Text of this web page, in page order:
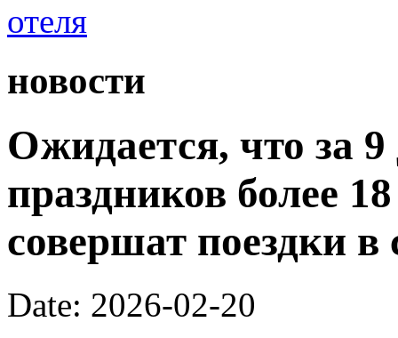
новости
Ожидается, что за 9
праздников более
совершат поездки
Date: 2026-02-20